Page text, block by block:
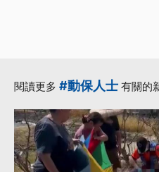
閱讀更多 #動保人士 有關的